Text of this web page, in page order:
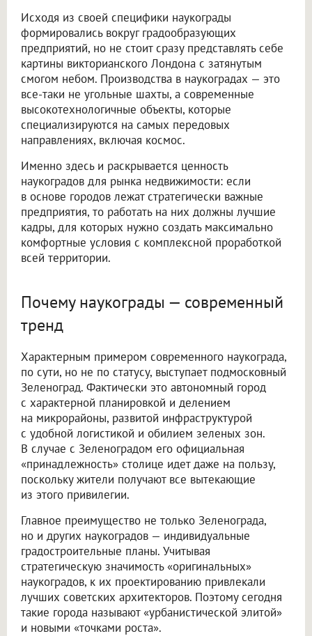
Исходя из своей специфики наукограды
формировались вокруг градообразующих
предприятий, но не стоит сразу представлять себе
картины викторианского Лондона с затянутым
смогом небом. Производства в наукоградах — это
все-таки не угольные шахты, а современные
высокотехнологичные объекты, которые
специализируются на самых передовых
направлениях, включая космос.
Именно здесь и раскрывается ценность
наукоградов для рынка недвижимости: если
в основе городов лежат стратегически важные
предприятия, то работать на них должны лучшие
кадры, для которых нужно создать максимально
комфортные условия с комплексной проработкой
всей территории.
Почему наукограды — современный
тренд
Характерным примером современного наукограда,
по сути, но не по статусу, выступает подмосковный
Зеленоград. Фактически это автономный город
с характерной планировкой и делением
на микрорайоны, развитой инфраструктурой
с удобной логистикой и обилием зеленых зон.
В случае с Зеленоградом его официальная
«принадлежность» столице идет даже на пользу,
поскольку жители получают все вытекающие
из этого привилегии.
Главное преимущество не только Зеленограда,
но и других наукоградов — индивидуальные
градостроительные планы. Учитывая
стратегическую значимость «оригинальных»
наукоградов, к их проектированию привлекали
лучших советских архитекторов. Поэтому сегодня
такие города называют «урбанистической элитой»
и новыми «точками роста».